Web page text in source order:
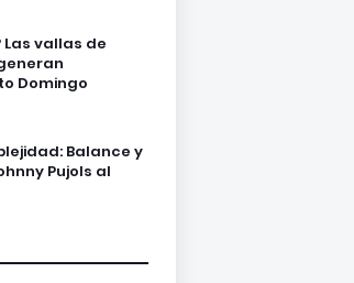
Las vallas de
Domingo
Balance y
Pujols al